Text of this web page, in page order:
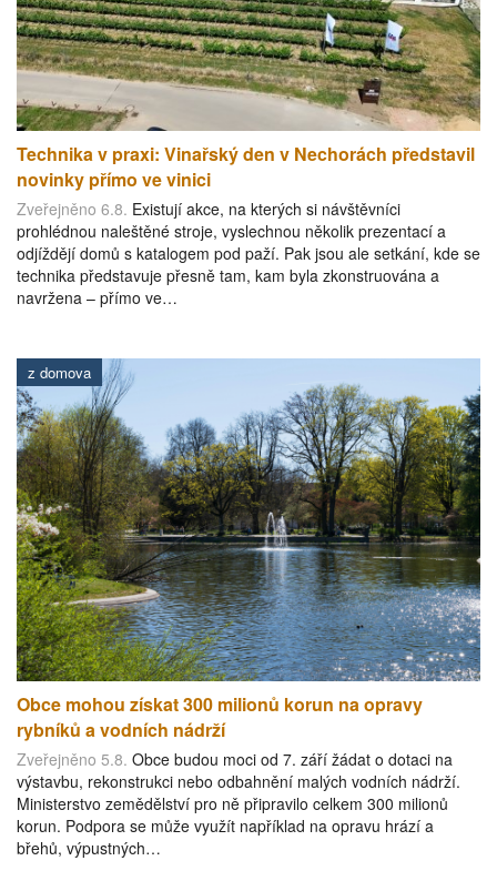
Technika v praxi: Vinařský den v Nechorách představil
novinky přímo ve vinici
Zveřejněno 6.8. Existují akce, na kterých si návštěvníci
prohlédnou naleštěné stroje, vyslechnou několik prezentací a
odjíždějí domů s katalogem pod paží. Pak jsou ale setkání, kde se
technika představuje přesně tam, kam byla zkonstruována a
navržena – přímo ve…
z domova
Obce mohou získat 300 milionů korun na opravy
rybníků a vodních nádrží
Zveřejněno 5.8. Obce budou moci od 7. září žádat o dotaci na
výstavbu, rekonstrukci nebo odbahnění malých vodních nádrží.
Ministerstvo zemědělství pro ně připravilo celkem 300 milionů
korun. Podpora se může využít například na opravu hrází a
břehů, výpustných…